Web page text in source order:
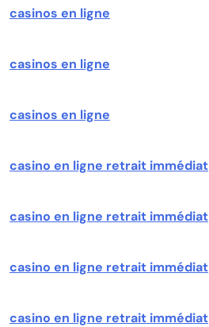
casinos en ligne
casinos en ligne
casinos en ligne
casino en ligne retrait immédiat
casino en ligne retrait immédiat
casino en ligne retrait immédiat
casino en ligne retrait immédiat